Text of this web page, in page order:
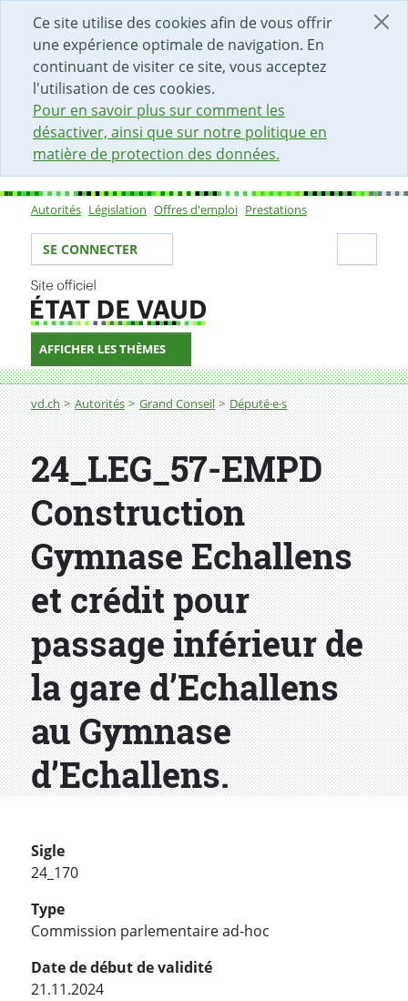
Ce site utilise des cookies afin de vous offrir
une expérience optimale de navigation. En
continuant de visiter ce site, vous acceptez
l'utilisation de ces cookies.
Pour en savoir plus sur comment les
désactiver, ainsi que sur notre politique en
matière de protection des données.
DÉBUT DU CONTENU DE LA PAGE
ACCÈS AU CHAMP DE RECHERCHE
PAGE D'ACCUEIL
FORMULAIRE DE CONTACT
Sous-navigation
Autorités Législation Offres d'emploi Prestations
Votre identité
SE CONNECTER
AFFICHER LES THÈMES
Fil d'Ariane
vd.ch Autorités Grand Conseil Député·e·s
24_LEG_57-EMPD
Construction
Gymnase Echallens
et crédit pour
passage inférieur de
la gare d’Echallens
au Gymnase
d’Echallens.
Sigle
24_170
Type
Commission parlementaire ad-hoc
Date de début de validité
21.11.2024